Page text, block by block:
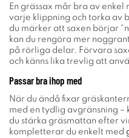
En grässax mår bra av
varje klippning och torka av
du märker att saxen börjar
kan du rengöra mer
på rörliga delar. Förvara
och känns lika trevlig att
Passar bra ihop med
När du ändå fixar
med en tydlig avgränsning –
du stärka gräsmattan efter
kompletterar du enkelt med